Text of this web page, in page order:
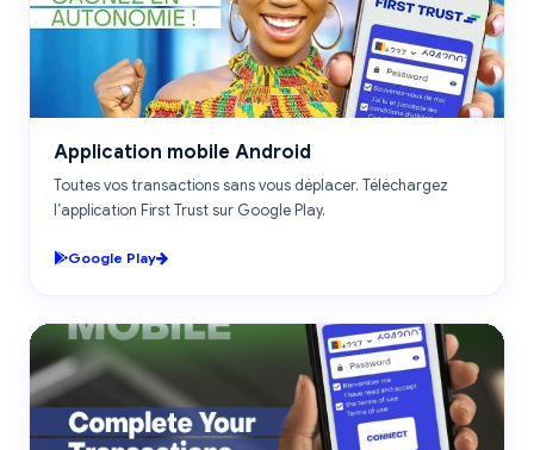
ANDROID
Application mobile Android
Toutes vos transactions sans vous déplacer. Téléchargez
l’application First Trust sur Google Play.
Google Play